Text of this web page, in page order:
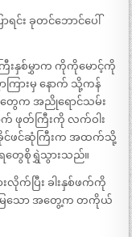
င်း ခုတင်ဘောင်ပေါ်
ြီးနှစ်မွှာက ကိုကိုမောင့်ကို
ကြားမှ နောက် သို့ကန်
ေက အညိုရောင်သမ်း
ာက် ဖုတ်ကြီးကို လက်ဝါး
ခိုင်ဖင်ဆုံကြီးက အထက်သို့
တွေစိုရွှဲသွားသည်။
က်ပြီး ခါးနှစ်ဖက်ကို
ြသော အတွေ့က တကိုယ်